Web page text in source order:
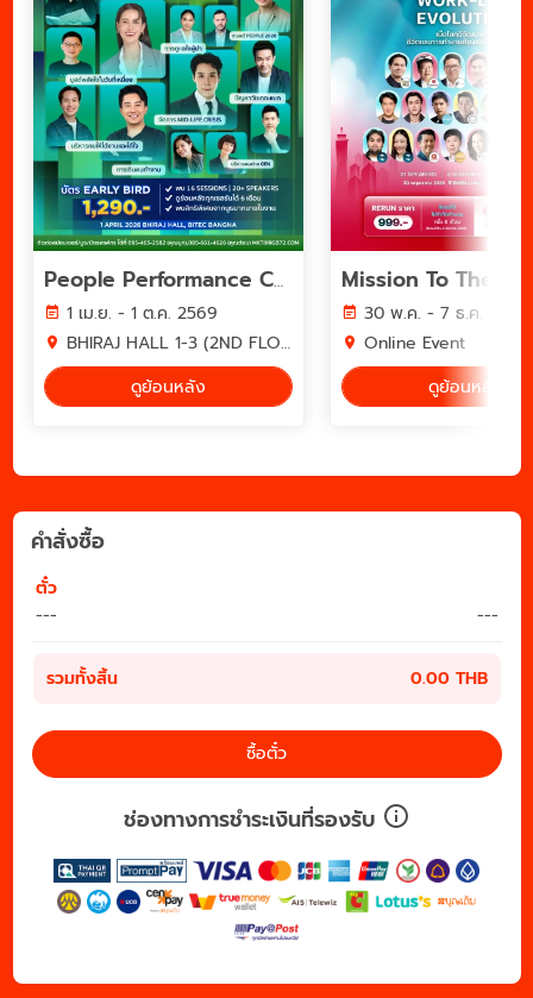
People Performance Conference (PPC2026) - YEAR OF WORK LIFE INTELLIGENCE
1 เม.ย. - 1 ต.ค. 2569
BHIRAJ HALL 1-3 (2ND FLOOR) BITEC BANGNA
ดูย้อนหลัง
30 พ.ค. - 7 ธ.ค. 2569
Online Event
ดูย้อนหลัง
คำสั่งซื้อ
ตั๋ว
---
---
รวมทั้งสิ้น 0.00 THB
ซื้อตั๋ว
ช่องทางการชำระเงินที่รองรับ